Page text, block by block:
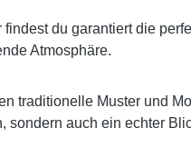
du garantiert die
Atmosphäre.
traditionelle Muster und
sondern auch ein echter